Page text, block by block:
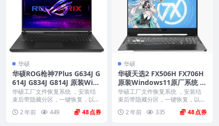
华硕
华硕ROG枪神7Plus G634J G
614J G834J G814J 原装Win
dows11 22H2原厂系统 工厂
模式 带ASUS Recovery恢复
功能
华硕工厂文件恢复系统 ，安装结
束后带隐藏分区，一键恢复，以及
2 年前 449 48
华硕
华硕天选2 FX506H FX706H
原装Windows11原厂系统 工
厂模式 带ASUS Recovery恢
复功能
华硕工厂文件恢复系统 ，安装结
束后带隐藏分区，一键恢复，以及
2 年前 335 48